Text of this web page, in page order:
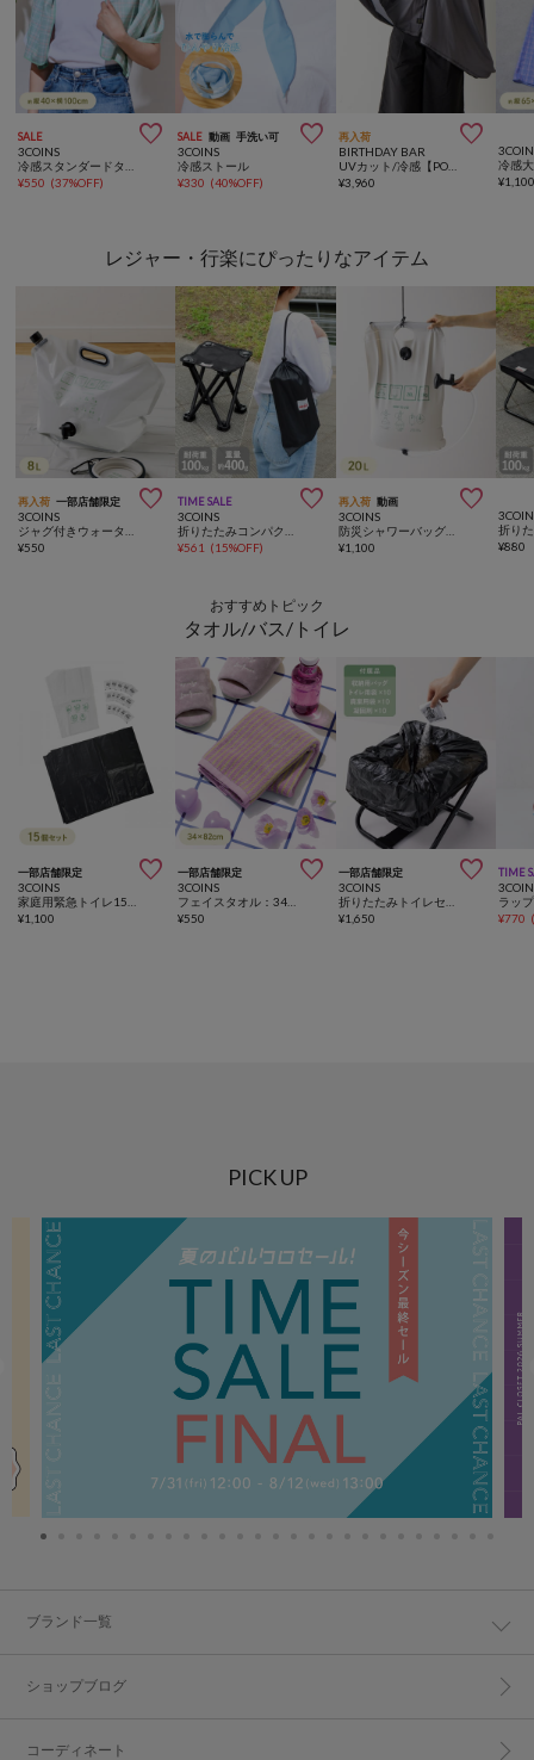
SALE 
3COINS
¥550 (37%OFF)
SALE 動画 手洗い可 
3COINS
冷感ストール
¥330 (40%OFF)
再入荷 
BIRTHDAY BAR
UVカット/冷感【POST GENERAL】クイックドライフーディータオルBIG
¥3,960 ¥
レジャー・行楽にぴったりなアイテム
再入荷 一部店舗限定 
3COINS
¥550
TIME SALE 
3COINS
¥561 (15%OFF)
再入荷 動画 
3COINS
防災シャワーバッグ：20L／SOBANI
¥1,100
折り
¥880
おすすめトピック
タオル/バス/トイレ
一部店舗限定 
3COINS
¥1,100
一部店舗限定 
3COINS
¥550
一部店舗限定 
3COINS
¥1,650
TIME
ラッ
¥770
PICK UP
ブランド一覧
ショップブログ
コーディネート